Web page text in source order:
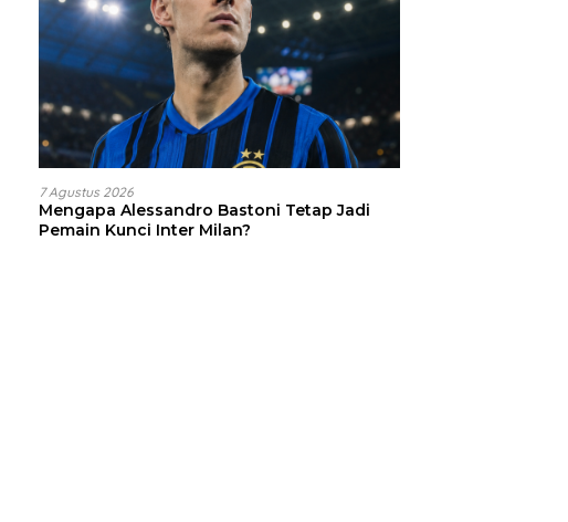
7 Agustus 2026
Mengapa Alessandro Bastoni Tetap Jadi
Pemain Kunci Inter Milan?